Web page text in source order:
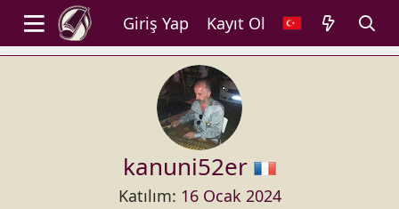
Giriş Yap Kayıt Ol
kanuni52er
Katılım 16 Ocak 2024